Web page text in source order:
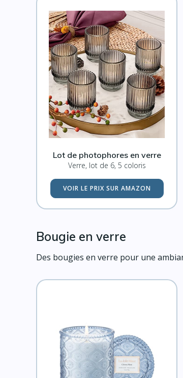
Lot de photophores en verre
Verre, lot de 6, 5 coloris
VOIR LE PRIX SUR AMAZON
Bougie en verre
Des bougies en verre pour une